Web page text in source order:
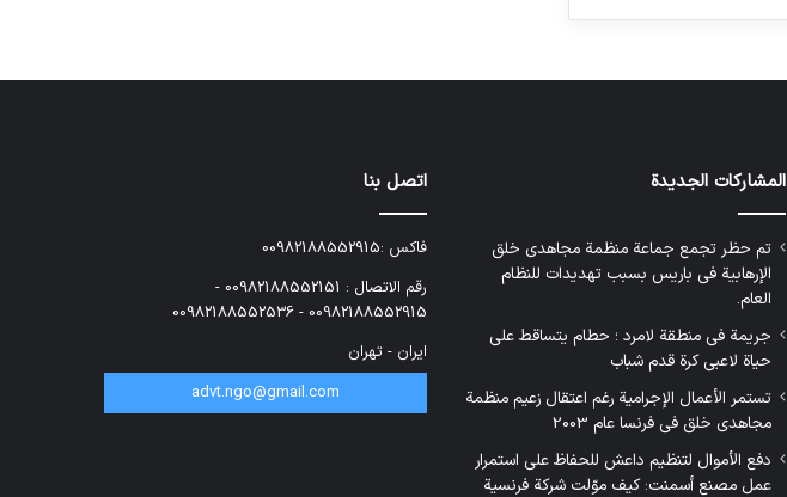
المشاركات الجديدة
تم حظر تجمع جماعة منظمة مجاهدي خلق
الإرهابية في باريس بسبب تهديدات للنظام
العام.
جريمة في منطقة لامرد ؛ حطام يتساقط على
حياة لاعبي كرة قدم شباب
تستمر الأعمال الإجرامية رغم اعتقال زعيم منظمة
مجاهدي خلق في فرنسا عام 2003
دفع الأموال لتنظيم داعش للحفاظ على استمرار
عمل مصنع أسمنت: كيف موّلت شركة فرنسية
اتصل بنا
فاكس :00982188552915
رقم الاتصال : 00982188552151 -
00982188552915 - 00982188552536
ایران - تهران
advt.ngo@gmail.com